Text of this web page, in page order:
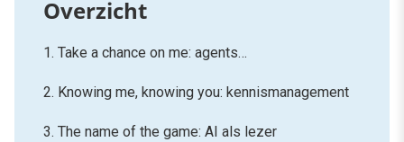
1. Take a chance on me: agents…
2. Knowing me, knowing you: kennismanagement
3. The name of the game: AI als lezer